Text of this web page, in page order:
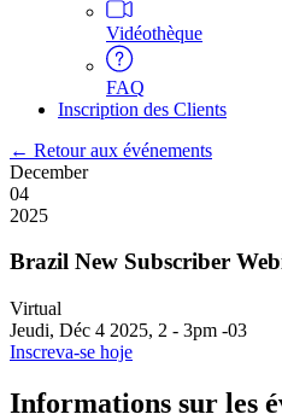
Vidéothèque
FAQ
Inscription des Clients
← Retour aux événements
December
04
2025
Brazil New Subscriber
Virtual
Jeudi, Déc 4 2025, 2 - 3pm -03
Inscreva-se hoje
Informations sur les